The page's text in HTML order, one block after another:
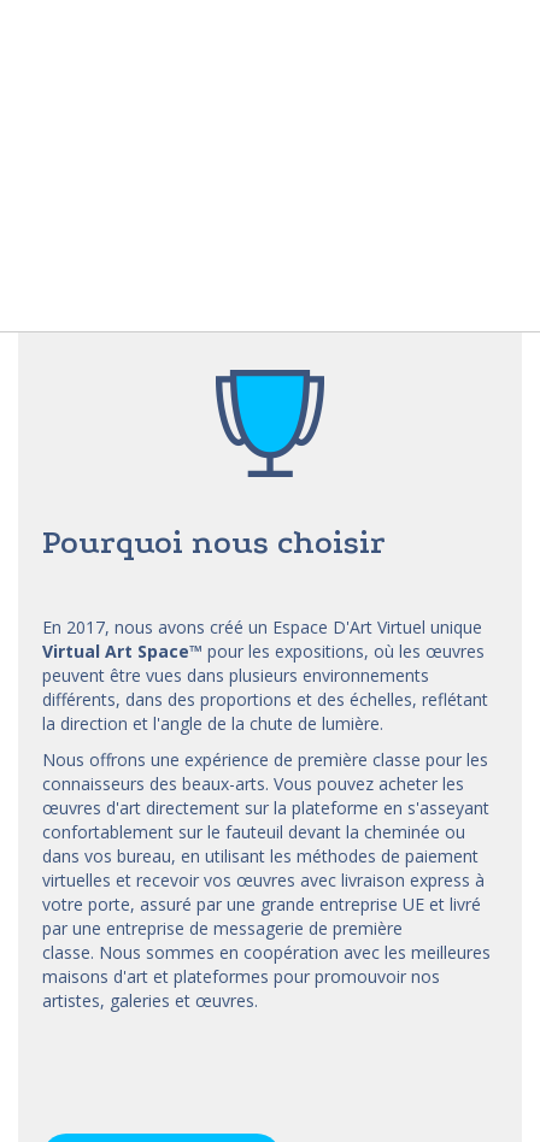
Pourquoi nous choisir
En 2017, nous avons créé un Espace D'Art Virtuel unique
Virtual Art Space™ pour les expositions, où les œuvres
peuvent être vues dans plusieurs environnements
différents, dans des proportions et des échelles, reflétant
la direction et l'angle de la chute de lumière.
Nous offrons une expérience de première classe pour les
connaisseurs des beaux-arts. Vous pouvez acheter les
œuvres d'art directement sur la plateforme en s'asseyant
confortablement sur le fauteuil devant la cheminée ou
dans vos bureau, en utilisant les méthodes de paiement
virtuelles et recevoir vos œuvres avec livraison express à
votre porte, assuré par une grande entreprise UE et livré
par une entreprise de messagerie de première
classe. Nous sommes en coopération avec les meilleures
maisons d'art et plateformes pour promouvoir nos
artistes, galeries et œuvres.